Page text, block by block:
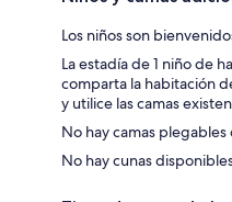
Los niños son
La estadía de 1 niño de
comparta la habitación
y utilice las camas
No hay camas plegables
No hay cunas